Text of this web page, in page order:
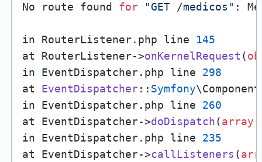
No route found for "GET /medicos" :
in RouterListener.php line 145
at RouterListener->onKernelRequest (
in EventDispatcher.php line 298
at EventDispatcher:: Symfony
in EventDispatcher.php line 260
at EventDispatcher->doDispatch(array(
in EventDispatcher.php line 235
at EventDispatcher->callListeners (